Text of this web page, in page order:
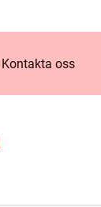
Kontakta oss